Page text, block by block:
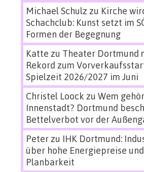
Michael Schulz zu Kirche
Schachclub: Kunst setzt im
Formen der Begegnung
Katte zu Theater Dortmund
Rekord zum
Spielzeit 2026/2027 im Juni
Christel Loock zu Wem
Innenstadt? Dortmund
Bettelverbot vor der
Peterzu IHK Dortmund:
über hohe Energiepreise
Planbarkeit